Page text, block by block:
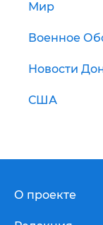
Мир
Военное
Новости
США
О проекте